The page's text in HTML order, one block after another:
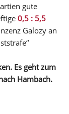
gute
0,5 : 5,5
Galozy an
Es geht zum
Hambach.